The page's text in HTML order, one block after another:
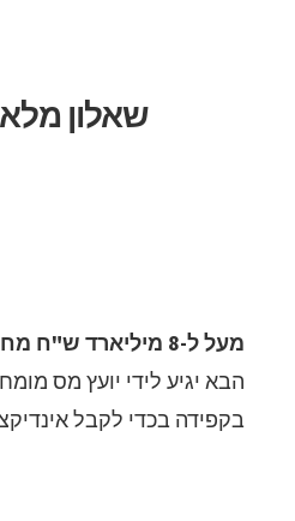
שאלון
מעל ל-8 מיליארד ש"ח מחכים לכלל השכירים
הבא יגיע לידי יועץ מס
בקפידה בכדי לקבל